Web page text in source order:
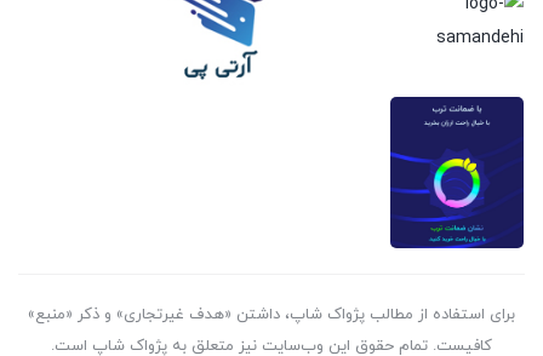
برای استفاده از مطالب پژواک شاپ، داشتن «هدف غیرتجاری» و ذکر «منبع»
کافیست. تمام حقوق اين وب‌سايت نیز متعلق به پژواک شاپ است.